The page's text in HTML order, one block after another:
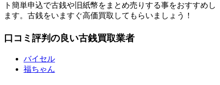
ト簡単申込で古銭や旧紙幣をまとめ売りする事をおすすめし
ます。古銭をいますぐ高価買取してもらいましょう！
口コミ評判の良い古銭買取業者
バイセル
福ちゃん